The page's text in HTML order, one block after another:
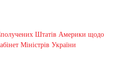
Штатів Америки щодо
Міністрів України